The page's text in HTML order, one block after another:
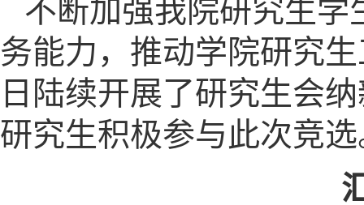
不断加强我院研究生
务能力，推动学院研究
日陆续开展了研究生会
研究生积极参与此次竞